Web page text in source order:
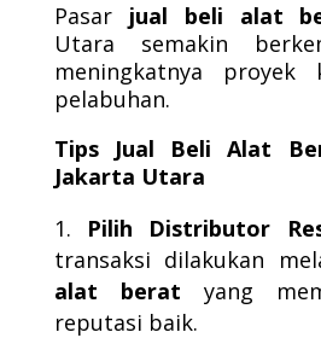
Pasar jual beli alat
Utara semakin
meningkatnya proyek
pelabuhan.
Tips Jual Beli Alat
Jakarta Utara
Pilih Distributor
transaksi dilakukan
alat berat yang
reputasi baik.